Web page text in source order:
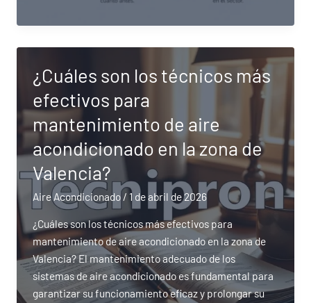
las
de
reparación
de
aire
acondicionado
en
Castellón?
¿Cuáles son los técnicos más
efectivos para
mantenimiento de aire
acondicionado en la zona de
Valencia?
Aire Acondicionado / 1 de abril de 2026
¿Cuáles son los técnicos más efectivos para
mantenimiento de aire acondicionado en la zona de
Valencia? El mantenimiento adecuado de los
sistemas de aire acondicionado es fundamental para
garantizar su funcionamiento eficaz y prolongar su